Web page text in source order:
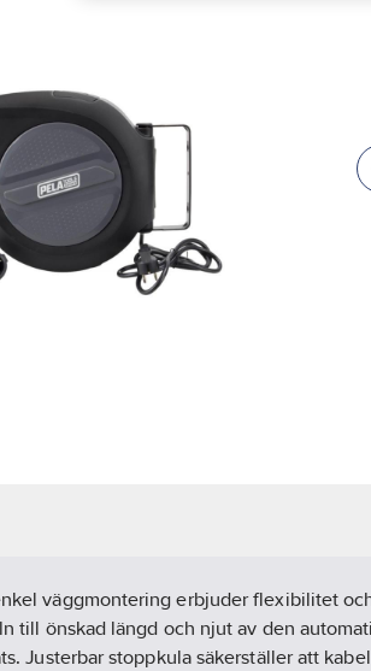
väggmontering erbjuder flexibilitet
till önskad längd och njut av den
Justerbar stoppkula säkerställer att